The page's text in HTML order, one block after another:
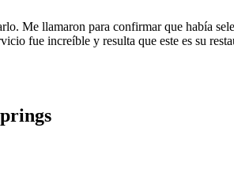
Me llamaron para confirmar que había
fue increíble y resulta que este es su